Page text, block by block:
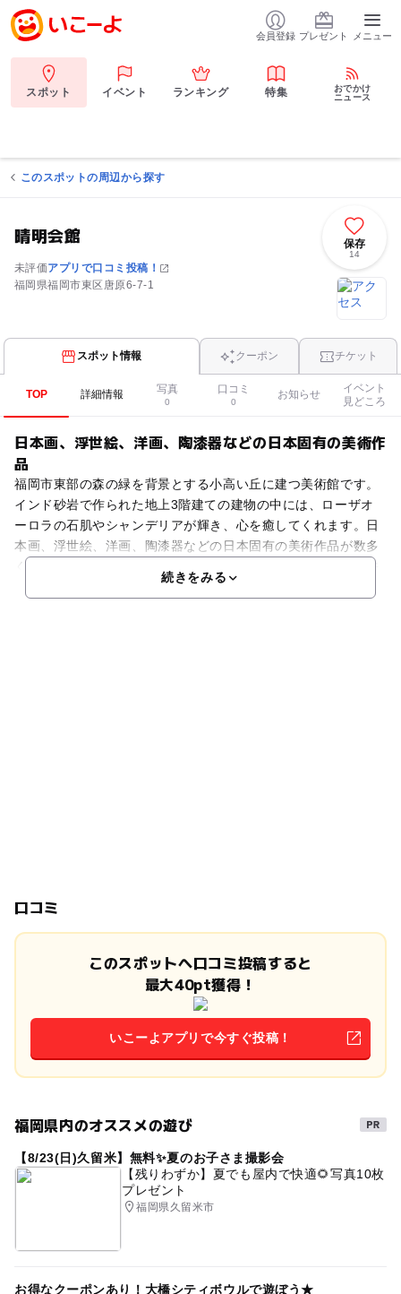
会員登録 プレゼント メニュー
スポット イベント ランキング 特集
おでかけ
ニュース
このスポットの周辺から探す
晴明会館
未評価アプリで口コミ投稿！
福岡県福岡市東区唐原6-7-1
保存
14
スポット情報 クーポン チケット
TOP 詳細情報 写真
0
口コミ
0
お知らせ
イベント
見どころ
日本画、浮世絵、洋画、陶漆器などの日本固有の美術作
品
福岡市東部の森の緑を背景とする小高い丘に建つ美術館です。
インド砂岩で作られた地上3階建ての建物の中には、ローザオ
ーロラの石肌やシャンデリアが輝き、心を癒してくれます。日
本画、浮世絵、洋画、陶漆器などの日本固有の美術作品が数多
続きをみる
口コミ
このスポットへ口コミ投稿すると
最大40pt獲得！
いこーよアプリで今すぐ投稿！
福岡県内のオススメの遊び
【8/23(日)久留米】無料✨夏のお子さま撮影会
【残りわずか】夏でも屋内で快適🌻写真10枚
プレゼント
福岡県久留米市
お得なクーポンあり！大橋シティボウルで遊ぼう★